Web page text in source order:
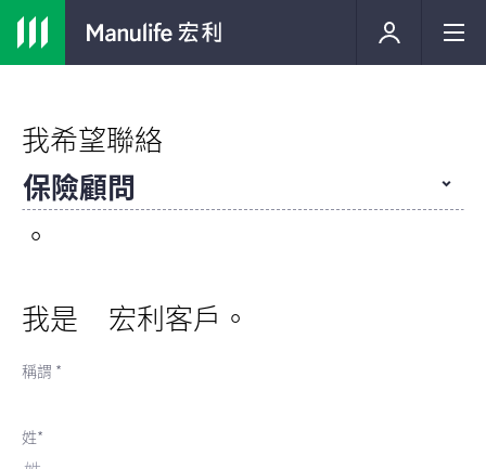
我希望聯絡
保險顧問
。
我是
宏利客戶。
稱謂 *
姓*